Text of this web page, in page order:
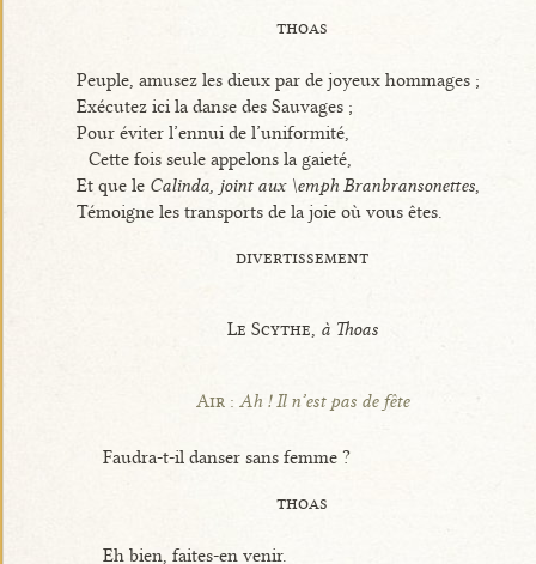
thoas
Peuple, amusez les dieux par de joyeux hommages ;
Exécutez ici la danse des Sauvages ;
Pour éviter l’ennui de l’uniformité,
Cette fois seule appelons la gaieté,
Et que le Calinda, joint aux \emph Branbransonettes,
Témoigne les transports de la joie où vous êtes.
divertissement
Le Scythe, à Thoas
Air : Ah ! Il n’est pas de fête
Faudra-t-il danser sans femme ?
thoas
Eh bien, faites-en venir.